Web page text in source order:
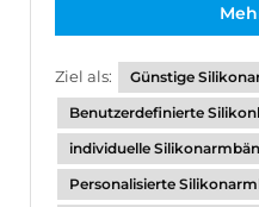
Ziel als:
Günstige
Benutzerdefinierte
individuelle
Personalisierte